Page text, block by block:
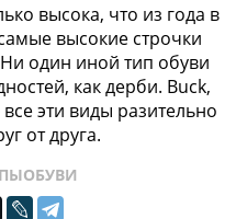
высока, что из года в
высокие строчки
один иной тип обуви
как дерби. Buck,
эти виды разительно
от друга.